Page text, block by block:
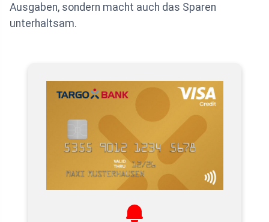
Ausgaben, sondern macht auch das Sparen
unterhaltsam.